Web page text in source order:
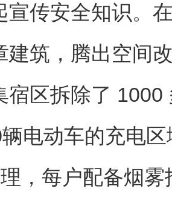
宣传安全知识。
建筑，腾出空间
宿区拆除了
电动车的充电
，每户配备烟